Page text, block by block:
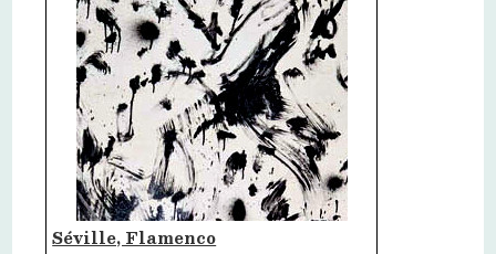
Séville, Flamenco